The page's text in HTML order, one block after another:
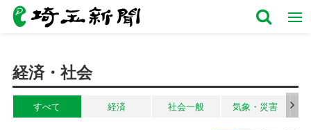
経済・社会
すべて 経済 社会一般 気象・災害